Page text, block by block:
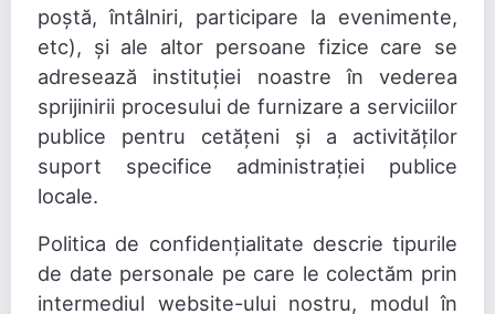
poștă, întâlniri, participare la evenimente,
etc), și ale altor persoane fizice care se
adresează instituției noastre în vederea
sprijinirii procesului de furnizare a serviciilor
publice pentru cetățeni și a activităților
suport specifice administrației publice
locale.
Politica de confidențialitate descrie tipurile
de date personale pe care le colectăm prin
intermediul website-ului nostru, modul în